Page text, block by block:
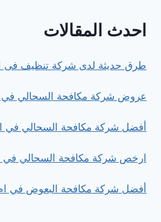
احدث المقالات
طرق حديثة لدى شركة تنظيف فى
عروض شركة مكافحة السحالي في
أفضل شركة مكافحة السحالي في
ارخص شركة مكافحة السحالي في
أفضل شركة مكافحة البعوض في ام